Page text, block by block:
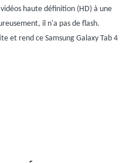
haute définition (HD) à une
il n'a pas de flash.
et rend ce Samsung Galaxy Tab 4